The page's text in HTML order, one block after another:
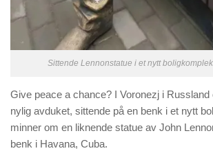
Sittende Lennonstatue i et nytt
Give peace a chance? I Voronezj i Russland
nylig avduket, sittende på en benk i et nytt
minner om en liknende statue av John
benk i Havana, Cuba.